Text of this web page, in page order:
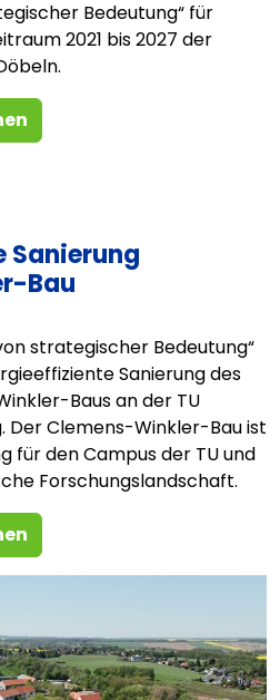
Bedeutung“ für
2021 bis 2027 der
Sanierung
Bau
strategischer Bedeutung“
Sanierung des
Baus an der TU
Der Clemens-Winkler-Bau ist
für den Campus der TU und
Forschungslandschaft.